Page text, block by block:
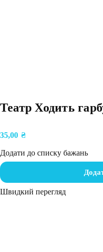
Театр Ходить
35,00 ₴
Додати до списку бажань
Швидкий перегляд